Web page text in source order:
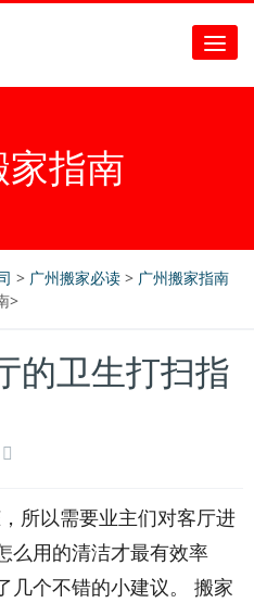
家指南
> 广州搬家必读 > 广州搬家指南
>
的卫生打扫指
所以需要业主们对客厅进
么用的清洁才最有效率
几个不错的小建议。 搬家